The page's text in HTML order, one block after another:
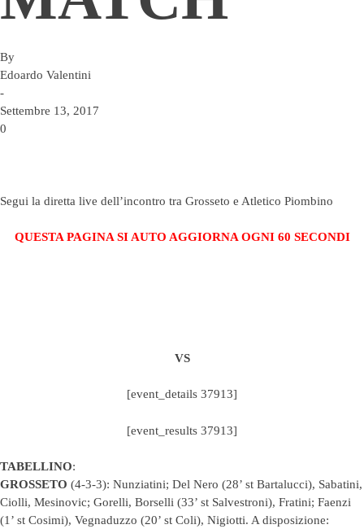
By
Edoardo Valentini
-
Settembre 13, 2017
0
Segui la diretta live dell’incontro tra Grosseto e Atletico Piombino
QUESTA PAGINA SI AUTO AGGIORNA OGNI 60 SECONDI
VS
[event_details 37913]
[event_results 37913]
TABELLINO:
GROSSETO (4-3-3): Nunziatini; Del Nero (28’ st Bartalucci), Sabatini,
Ciolli, Mesinovic; Gorelli, Borselli (33’ st Salvestroni), Fratini; Faenzi
(1’ st Cosimi), Vegnaduzzo (20’ st Coli), Nigiotti. A disposizione: